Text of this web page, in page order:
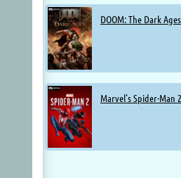
DOOM: The Dark Ages
Marvel’s Spider-Man